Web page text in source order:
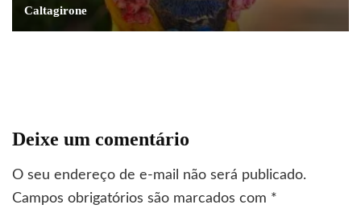
Caltagirone
cotidiano
curiosidades decoração
Favela alemã?
Deixe um comentário
O seu endereço de e-mail não será publicado.
Campos obrigatórios são marcados com *